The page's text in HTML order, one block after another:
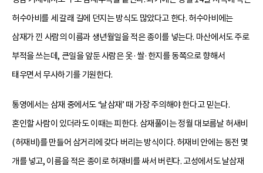
허수아비를 세 갈래 길에 던지는 방식도 많았다고 한다. 허수아비에는
삼재가 낀 사람의 이름과 생년월일을 적은 종이를 넣는다. 마산에서도 주로
부적을 쓰는데, 큰일을 앞둔 사람은 옷·쌀·한지를 동쪽으로 향해서
태우면서 무사하기를 기원한다.
통영에서는 삼재 중에서도 ‘날삼재’ 때 가장 주의해야 한다고 믿는다.
혼인할 사람이 있더라도 이때는 피한다. 삼재풀이는 정월 대보름날 허새비
(허재비)를 만들어 삼거리에 갖다 버리는 방식이다. 허재비 안에는 동전 몇
개를 넣고, 이름을 적은 종이로 허재비를 싸서 버린다. 고성에서도 날삼재